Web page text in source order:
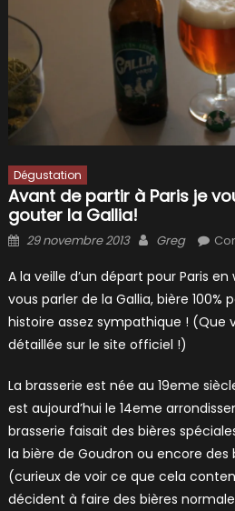
Dégustation
Avant de partir à Paris je
gouter la Gallia!
Posted
29 novembre 2013 Author
Greg
A la veille d’un départ pour Paris
vous parler de la Gallia, bière 100%
histoire assez sympathique ! (Que
détaillée sur le site officiel !)
La brasserie est née au 19eme
est aujourd’hui le 14eme
brasserie faisait des bières
la bière de Goudron ou encore des
(curieux de voir ce que cela
décident à faire des bières